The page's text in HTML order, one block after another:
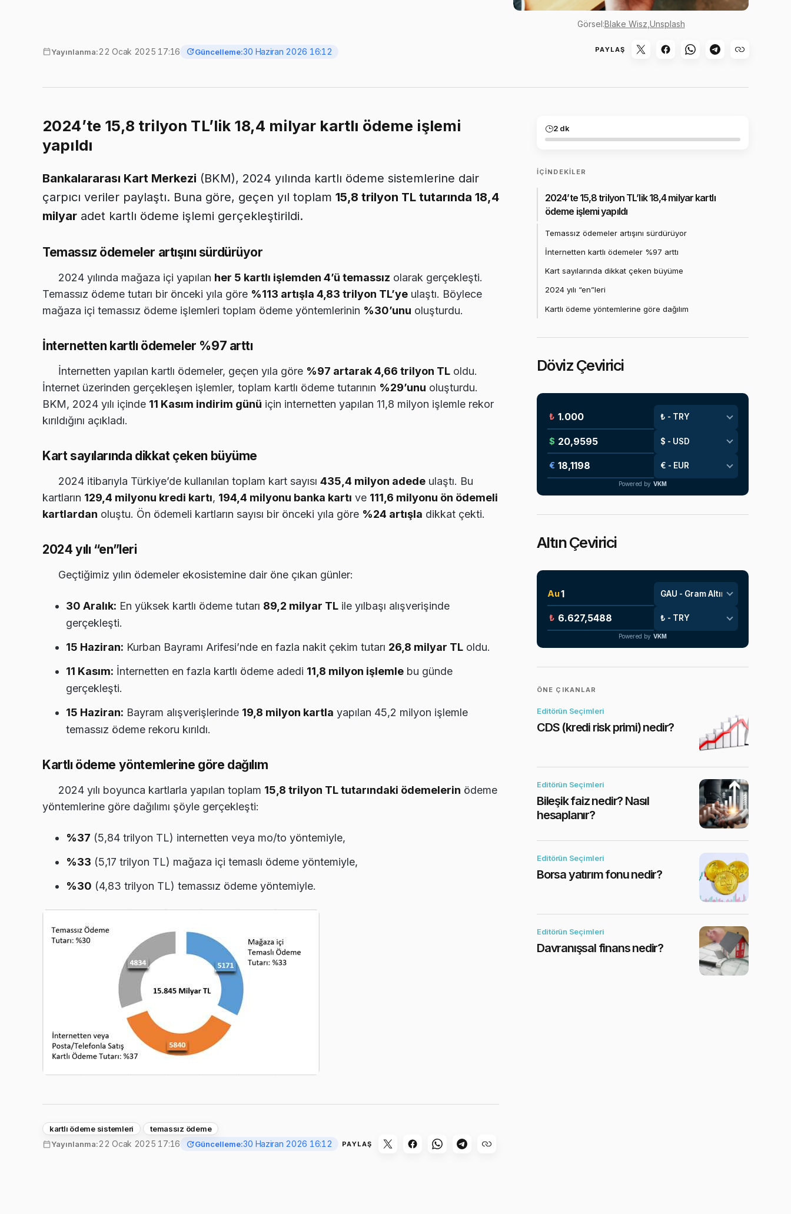
Görsel:Blake Wisz Unsplash
Yayınlanma:22 Ocak 2025 17:16 Güncelleme:30 Haziran 2026 16:12 PAYLAŞ
2024’te 15,8 trilyon TL’lik 18,4 milyar kartlı ödeme işlemi
yapıldı
Bankalararası Kart Merkezi (BKM), 2024 yılında kartlı ödeme sistemlerine dair
çarpıcı veriler paylaştı. Buna göre, geçen yıl toplam 15,8 trilyon TL tutarında 18,4
milyar adet kartlı ödeme işlemi gerçekleştirildi.
Temassız ödemeler artışını sürdürüyor
2024 yılında mağaza içi yapılan her 5 kartlı işlemden 4’ü temassız olarak gerçekleşti.
Temassız ödeme tutarı bir önceki yıla göre %113 artışla 4,83 trilyon TL’ye ulaştı. Böylece
mağaza içi temassız ödeme işlemleri toplam ödeme yöntemlerinin %30’unu oluşturdu.
İnternetten kartlı ödemeler %97 arttı
İnternetten yapılan kartlı ödemeler, geçen yıla göre %97 artarak 4,66 trilyon TL oldu.
İnternet üzerinden gerçekleşen işlemler, toplam kartlı ödeme tutarının %29’unu oluşturdu.
BKM, 2024 yılı içinde 11 Kasım indirim günü için internetten yapılan 11,8 milyon işlemle rekor
kırıldığını açıkladı.
Kart sayılarında dikkat çeken büyüme
2024 itibarıyla Türkiye’de kullanılan toplam kart sayısı 435,4 milyon adede ulaştı. Bu
kartların 129,4 milyonu kredi kartı, 194,4 milyonu banka kartı ve 111,6 milyonu ön ödemeli
kartlardan oluştu. Ön ödemeli kartların sayısı bir önceki yıla göre %24 artışla dikkat çekti.
2024 yılı “en”leri
Geçtiğimiz yılın ödemeler ekosistemine dair öne çıkan günler:
30 Aralık: En yüksek kartlı ödeme tutarı 89,2 milyar TL ile yılbaşı alışverişinde
gerçekleşti.
15 Haziran: Kurban Bayramı Arifesi’nde en fazla nakit çekim tutarı 26,8 milyar TL oldu.
11 Kasım: İnternetten en fazla kartlı ödeme adedi 11,8 milyon işlemle bu günde
gerçekleşti.
15 Haziran: Bayram alışverişlerinde 19,8 milyon kartla yapılan 45,2 milyon işlemle
temassız ödeme rekoru kırıldı.
Kartlı ödeme yöntemlerine göre dağılım
2024 yılı boyunca kartlarla yapılan toplam 15,8 trilyon TL tutarındaki ödemelerin ödeme
yöntemlerine göre dağılımı şöyle gerçekleşti:
%37 (5,84 trilyon TL) internetten veya mo/to yöntemiyle,
%33 (5,17 trilyon TL) mağaza içi temaslı ödeme yöntemiyle,
%30 (4,83 trilyon TL) temassız ödeme yöntemiyle.
kartlı ödeme sistemleri
temassız ödeme
Yayınlanma:22 Ocak 2025 17:16 Güncelleme:30 Haziran 2026 16:12 PAYLAŞ
2 dk
İÇINDEKILER
2024’te 15,8 trilyon TL’lik 18,4 milyar kartlı
ödeme işlemi yapıldı
Temassız ödemeler artışını sürdürüyor
İnternetten kartlı ödemeler %97 arttı
Kart sayılarında dikkat çeken büyüme
2024 yılı “en”leri
Kartlı ödeme yöntemlerine göre dağılım
Döviz Çevirici
₺
$
€
Powered by VKM
Altın Çevirici
Au
₺
Powered by VKM
ÖNE ÇIKANLAR
Editörün Seçimleri
CDS (kredi risk primi) nedir?
Editörün Seçimleri
Bileşik faiz nedir? Nasıl
hesaplanır?
Editörün Seçimleri
Borsa yatırım fonu nedir?
Editörün Seçimleri
Davranışsal finans nedir?